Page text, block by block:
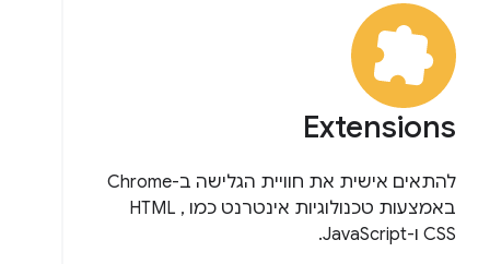
Extensions
להתאים אישית את חוויית הגלישה ב-Chrome
באמצעות טכנולוגיות אינטרנט כמו HTML ,
CSS ו-JavaScript.